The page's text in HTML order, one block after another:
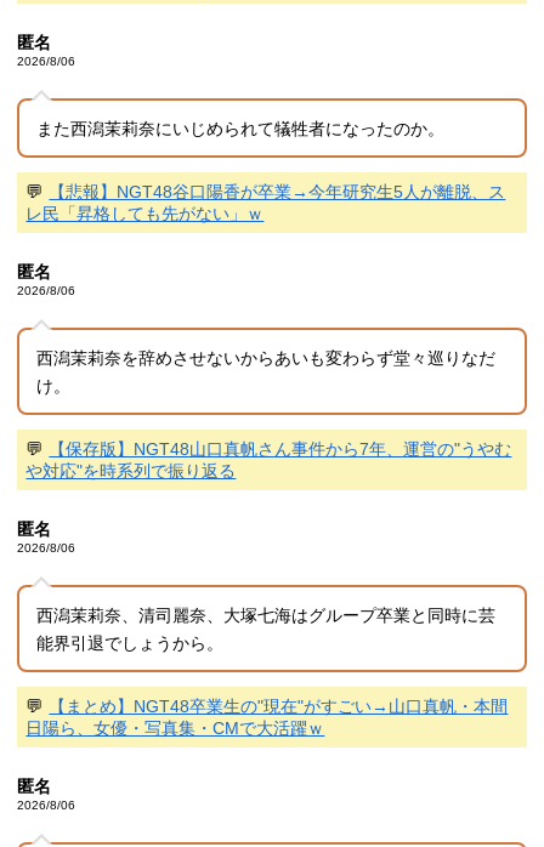
匿名
2026/8/06
また西潟茉莉奈にいじめられて犠牲者になったのか。
💬
【悲報】NGT48谷口陽香が卒業→今年研究生5人が離脱、ス
レ民「昇格しても先がない」ｗ
匿名
2026/8/06
西潟茉莉奈を辞めさせないからあいも変わらず堂々巡りなだ
け。
💬
【保存版】NGT48山口真帆さん事件から7年、運営の"うやむ
や対応"を時系列で振り返る
匿名
2026/8/06
西潟茉莉奈、清司麗奈、大塚七海はグループ卒業と同時に芸
能界引退でしょうから。
💬
【まとめ】NGT48卒業生の"現在"がすごい→山口真帆・本間
日陽ら、女優・写真集・CMで大活躍ｗ
匿名
2026/8/06